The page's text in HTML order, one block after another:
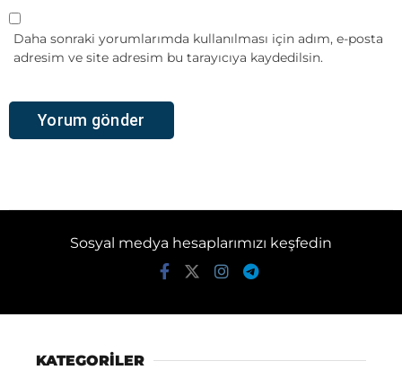
Daha sonraki yorumlarımda kullanılması için adım, e-posta
adresim ve site adresim bu tarayıcıya kaydedilsin.
Sosyal medya hesaplarımızı keşfedin
KATEGORİLER